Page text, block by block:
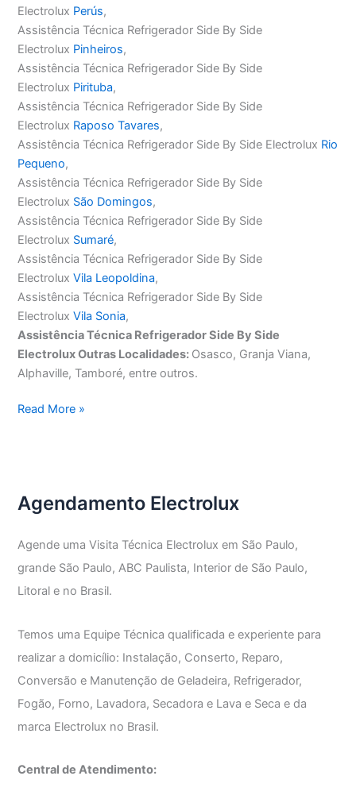
Electrolux Perús,
Assistência Técnica Refrigerador Side By Side
Electrolux Pinheiros,
Assistência Técnica Refrigerador Side By Side
Electrolux Pirituba,
Assistência Técnica Refrigerador Side By Side
Electrolux Raposo Tavares,
Assistência Técnica Refrigerador Side By Side Electrolux Rio
Pequeno,
Assistência Técnica Refrigerador Side By Side
Electrolux São Domingos,
Assistência Técnica Refrigerador Side By Side
Electrolux Sumaré,
Assistência Técnica Refrigerador Side By Side
ElectroluxVila Leopoldina,
Assistência Técnica Refrigerador Side By Side
ElectroluxVila Sonia,
Assistência Técnica Refrigerador Side By Side
Electrolux Outras Localidades: Osasco, Granja Viana,
Alphaville, Tamboré, entre outros.
Assistência
Side
Read More »
Agendamento Electrolux
Agende uma Visita Técnica Electrolux em São Paulo,
grande São Paulo, ABC Paulista, Interior de São Paulo,
Litoral e no Brasil.
Temos uma Equipe Técnica qualificada e experiente para
realizar a domicílio: Instalação, Conserto, Reparo,
Conversão e Manutenção de Geladeira, Refrigerador,
Fogão, Forno, Lavadora, Secadora e Lava e Seca e da
marca Electrolux no Brasil.
Central de Atendimento: